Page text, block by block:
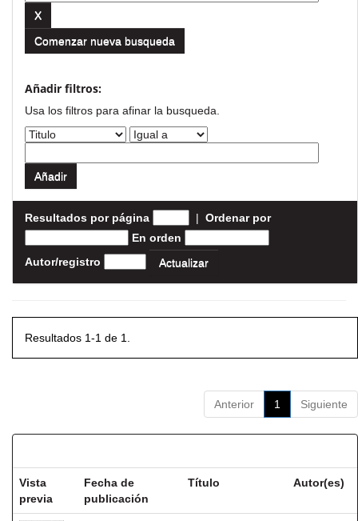
Comenzar nueva busqueda
Añadir filtros:
Usa los filtros para afinar la busqueda.
Resultados por página | Ordenar por
En orden
Autor/registro
Resultados 1-1 de 1.
Anterior 1 Siguiente
Vista
previa
Fecha de
publicación
Título Autor(es)